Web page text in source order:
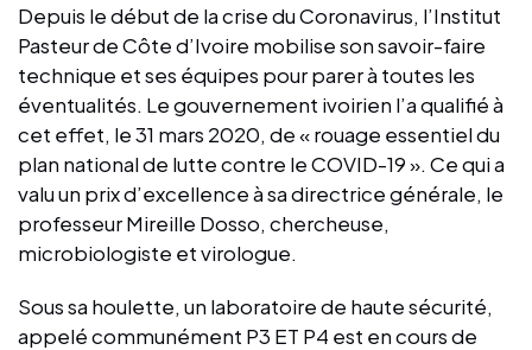
Depuis le début de la crise du Coronavirus, l’Institut
Pasteur de Côte d’Ivoire mobilise son savoir-faire
technique et ses équipes pour parer à toutes les
éventualités. Le gouvernement ivoirien l’a qualifié à
cet effet, le 31 mars 2020, de « rouage essentiel du
plan national de lutte contre le COVID-19 ». Ce qui a
valu un prix d’excellence à sa directrice générale, le
professeur Mireille Dosso, chercheuse,
microbiologiste et virologue.
Sous sa houlette, un laboratoire de haute sécurité,
appelé communément P3 ET P4 est en cours de